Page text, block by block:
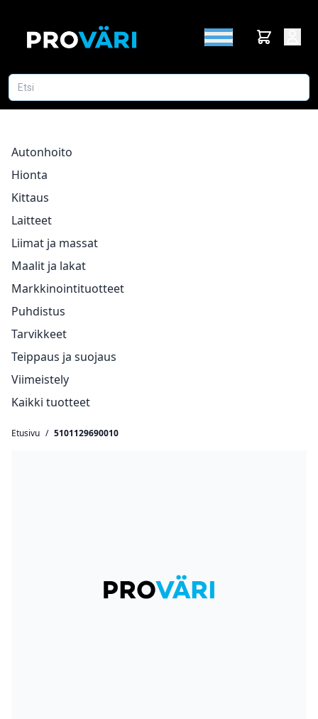
Autonhoito
Hionta
Kittaus
Laitteet
Liimat ja massat
Maalit ja lakat
Markkinointituotteet
Puhdistus
Tarvikkeet
Teippaus ja suojaus
Viimeistely
Kaikki tuotteet
Etusivu / 5101129690010